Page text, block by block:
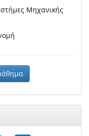
Μηχανικής